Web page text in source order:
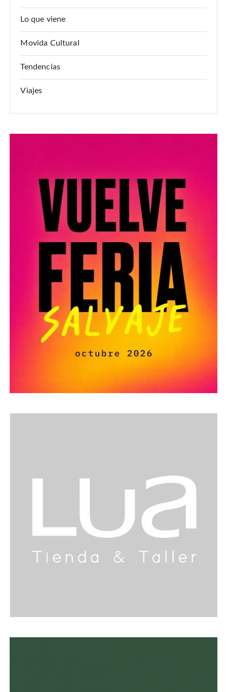
Lo que viene
Movida Cultural
Tendencias
Viajes